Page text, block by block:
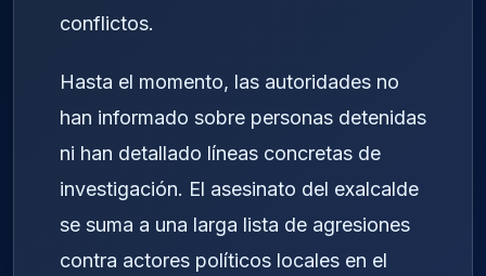
conflictos.
Hasta el momento, las autoridades no
han informado sobre personas detenidas
ni han detallado líneas concretas de
investigación. El asesinato del exalcalde
se suma a una larga lista de agresiones
contra actores políticos locales en el